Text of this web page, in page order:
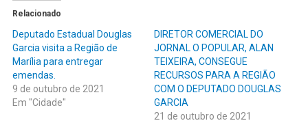
Relacionado
Deputado Estadual Douglas
Garcia visita a Região de
Marília para entregar
emendas.
9 de outubro de 2021
Em "Cidade"
DIRETOR COMERCIAL DO
JORNAL O POPULAR, ALAN
TEIXEIRA, CONSEGUE
RECURSOS PARA A REGIÃO
COM O DEPUTADO DOUGLAS
GARCIA
21 de outubro de 2021